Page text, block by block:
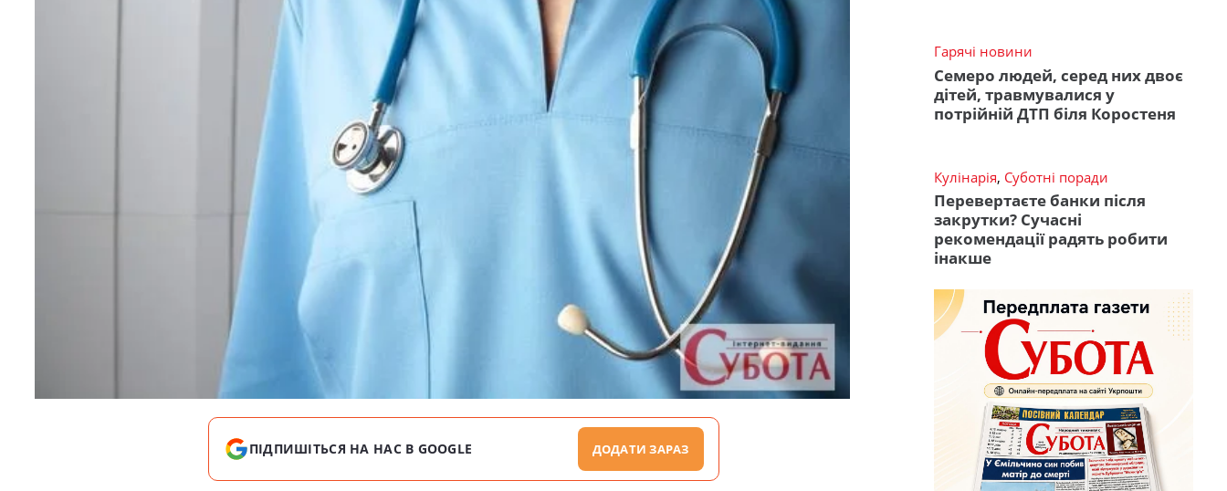
ПІДПИШІТЬСЯ НА НАС В GOOGLE ДОДАТИ ЗАРАЗ
Гарячі новини
Семеро людей, серед них двоє
дітей, травмувалися у
потрійній ДТП біля Коростеня
Кулінарія, Суботні поради
Перевертаєте банки після
закрутки? Сучасні
рекомендації радять робити
інакше